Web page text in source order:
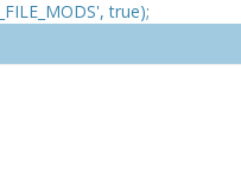
true);